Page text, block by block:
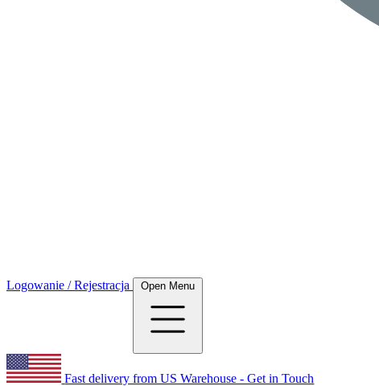
Logowanie / Rejestracja Open Menu
Fast delivery from US Warehouse - Get in Touch